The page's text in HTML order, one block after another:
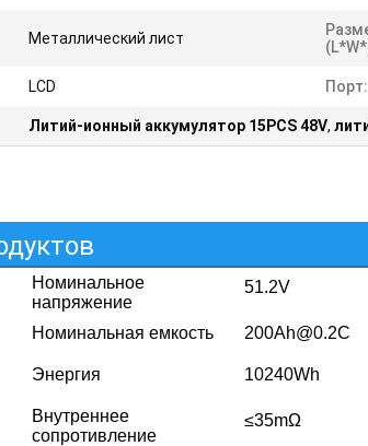
Металлический лист
LCD Порт:
Литий-ионный аккумулятор 15PCS 48V,
Номинальное
напряжение
51.2V
Номинальная емкость 200Ah@0.2C
Энергия 10240Wh
Внутреннее
сопротивление
≤35mΩ